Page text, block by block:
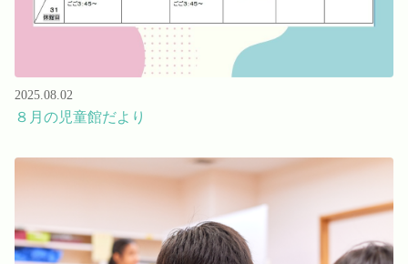
2025.08.02
８月の児童館だより